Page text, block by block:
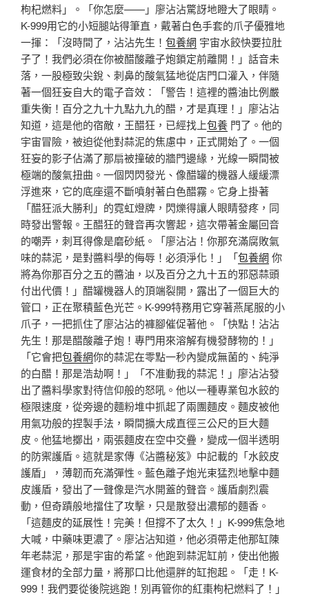
枸杞燃料」。「你怎麼——」廖沾沾驚訝地瞪大了眼睛。
K-999用它的小短腿站得筆直，戴著白色手套的爪子優雅地
一揮：「沒時間了，沾沾先生！ 包養網 宇宙水餃快要拉肚
子了！我們必須在你被醋酸離子炮鎖定前離開！」話音未
落，一股極致尖銳、刺鼻的酸氣猛地從店門口灌入，伴隨
著一個狂妄自大的電子音效：「警告！這裡的醬油比例嚴
重失衡！百分之九十九點九九的醋，才是真理！」廖沾沾
知道，這是他的宿敵，王醋狂，已經找上包養 門了。他的
宇宙冒險，被迫從他對蒜泥的焦慮中，正式開始了。一個
狂妄的影子佔滿了那扇被撞破的牆門邊緣，光線一瞬間被
極端的酸氣扭曲。一個閃閃發光、像醋罐的機器人緩緩漂
浮進來，它的底座還不斷噴射著白色醋霧。它身上掛著
「醋狂派大勝利」的霓虹燈牌，閃爍得讓人眼睛發疼，同
時發出警報。王醋狂的聲音再次響起，這次帶著金屬回音
的嘲弄，刺耳得像是磨砂紙。「廖沾沾！你那充滿腐敗氣
味的蒜泥，是對醬料學的侮辱！必須淨化！」「包養網 你
將為你那百分之五的醬油，以及百分之九十五的邪惡蒜頭
付出代價！」醋罐機器人的頂端裂開，露出了一個巨大的
管口，正在聚積藍色光芒。K-999特務用它穿著燕尾服的小
爪子，一把抓住了廖沾沾的褲腳催促著他。「快點！沾沾
先生！那是醋酸離子炮！專門用來溶解有機發酵物的！」
「它會把包養網你的蒜泥在零點一秒內變成無菌的、純淨
的白醋！那是浩劫啊！」「不准動我的蒜泥！」廖沾沾發
出了醬料學家對待信仰般的怒吼。他以一種專業包水餃的
極限速度，從旁邊的麵粉堆中抓起了兩團麵皮。麵皮被他
用氣功般的捏製手法，瞬間擴大成直徑三公尺的巨大麵
皮。他猛地擲出，兩張麵皮在空中交疊，變成一個半透明
的防禦護盾。這就是家傳《沾醬秘笈》中記載的「水餃皮
護盾」，薄韌而充滿彈性。藍色離子炮光束猛烈地擊中麵
皮護盾，發出了一聲像是汽水開蓋的聲音。護盾劇烈震
動，但奇蹟般地擋住了攻擊，只是散發出濃郁的麵香。
「這麵皮的延展性！完美！但撐不了太久！」K-999焦急地
大喊，中藥味更濃了。廖沾沾知道，他必須帶走他那缸陳
年老蒜泥，那是宇宙的希望。他跑到蒜泥缸前，使出他搬
運食材的全部力量，將那口比他還胖的缸抱起。「走！K-
999！我們要從後院逃跑！別再管你的紅棗枸杞燃料了！」